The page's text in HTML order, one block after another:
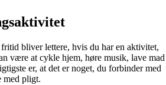
bliver lettere, hvis du har en aktivitet,
være at cykle hjem, høre musik, lave mad
er, at det er noget, du forbinder med
med pligt.